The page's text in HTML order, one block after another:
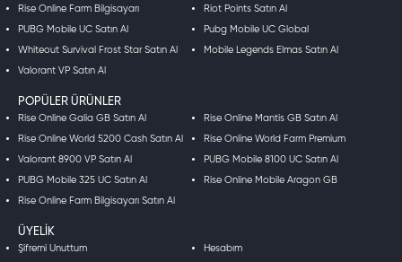
Rise Online Farm Bilgisayarı Riot Points Satın Al
PUBG Mobile UC Satın Al Pubg Mobile UC Global
Whiteout Survival Frost Star Satın Al Mobile Legends Elmas Satın Al
Valorant VP Satın Al
POPÜLER ÜRÜNLER
Rise Online Galia GB Satın Al Rise Online Mantis GB Satın Al
Rise Online World 5200 Cash Satın Al Rise Online World Farm Premium
Valorant 8900 VP Satın Al PUBG Mobile 8100 UC Satın Al
PUBG Mobile 325 UC Satın Al Rise Online Mobile Aragon GB
Rise Online Farm Bilgisayarı Satın Al
ÜYELIK
Şifremi Unuttum Hesabım